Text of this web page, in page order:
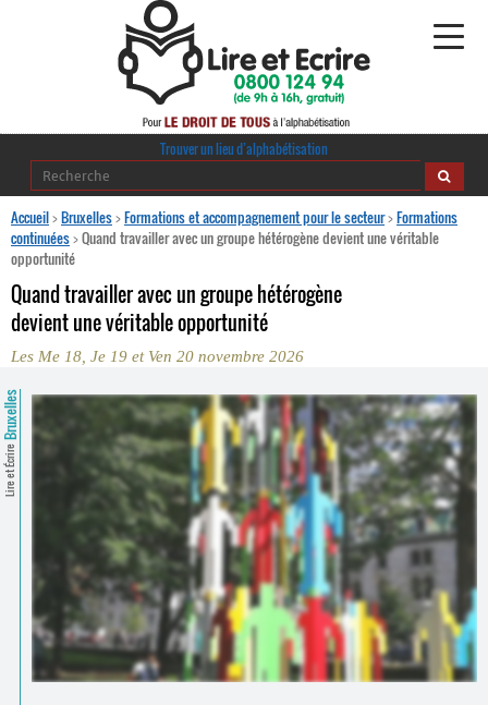
Alphabétisation
·
Comprendre et parler
Bienvenue en Belgique
Espace presse
Contacts
Trouver un lieu d’alphabétisation
Trouver un lieu d’alphabétisation
Accueil>Bruxelles>Formations et accompagnement pour le secteur>Formations
continuées>Quand travailler avec un groupe hétérogène devient une véritable
opportunité
Quand travailler avec un groupe hétérogène
devient une véritable opportunité
Les Me 18, Je 19 et Ven 20 novembre 2026
Lire et Écrire
Bruxelles